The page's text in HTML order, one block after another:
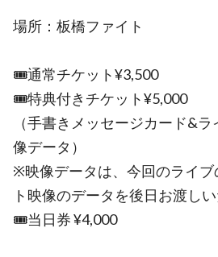
場所：板橋ファイト
🎟通常チケット¥3,500
🎟特典付きチケット¥5,000
（手書きメッセージカード&
像データ）
※映像データは、今回のライブ
ト映像のデータを後日お渡しい
🎟当日券 ¥4,000